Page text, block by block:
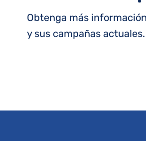
Obtenga más
y sus campañas actuales.